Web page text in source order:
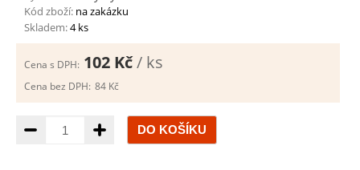
Kód zboží: na zakázku
Skladem:4 ks
Cena s DPH: 102 Kč/ ks
Cena bez DPH: 84 Kč
Množství